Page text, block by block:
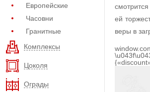
Европейские
Часовни
Гранитные
Комплексы
Цоколя
Ограды
ей
веры в